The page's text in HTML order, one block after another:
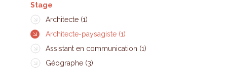
Stage
Architecte (1)
Architecte-paysagiste (1)
Assistant en communication (1)
Géographe (3)